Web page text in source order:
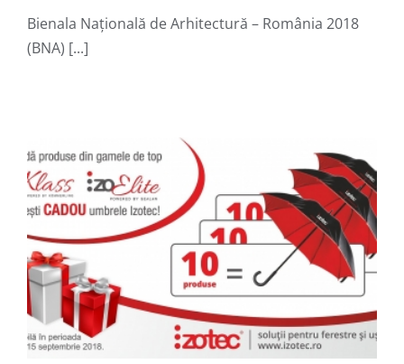
prezent la Bienala de Arhitectura 2018
Bienala Națională de Arhitectură – România 2018
(BNA) [...]